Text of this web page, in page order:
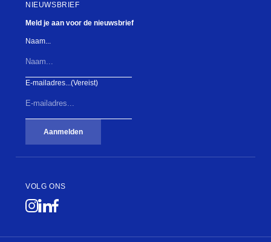
NIEUWSBRIEF
Meld je aan voor de nieuwsbrief
Naam...
E-mailadres...(Vereist)
Aanmelden
VOLG ONS